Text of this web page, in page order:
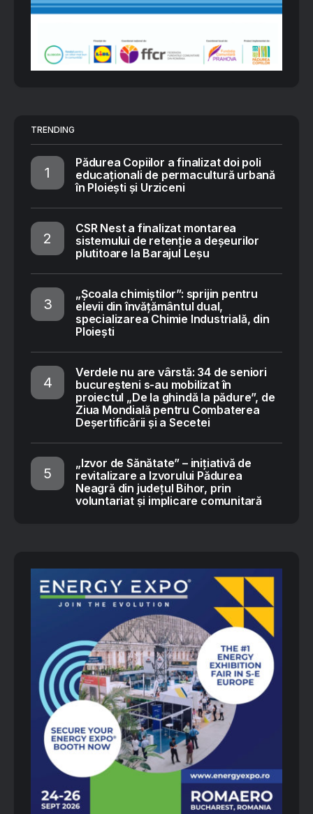
TRENDING
Pădurea Copiilor a finalizat doi poli
educaționali de permacultură urbană
în Ploiești și Urziceni
CSR Nest a finalizat montarea
sistemului de retenție a deșeurilor
plutitoare la Barajul Leșu
„Școala chimiștilor”: sprijin pentru
elevii din învățământul dual,
specializarea Chimie Industrială, din
Ploiești
Verdele nu are vârstă: 34 de seniori
bucureșteni s-au mobilizat în
proiectul „De la ghindă la pădure”, de
Ziua Mondială pentru Combaterea
Deșertificării și a Secetei
„Izvor de Sănătate” – inițiativă de
revitalizare a Izvorului Pădurea
Neagră din județul Bihor, prin
voluntariat și implicare comunitară